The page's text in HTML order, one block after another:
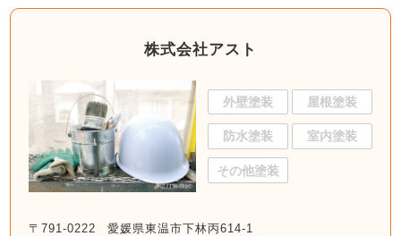
株式会社アスト
外壁塗装 屋根塗装
防水塗装 室内塗装
その他塗装
〒791-0222 愛媛県東温市下林丙614-1